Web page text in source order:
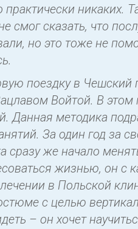
практически
смог сказать, что
но это тоже не
поездку в Чешский
Войтой. В
Данная методика
За один год за
же начало
жизнью, он
в Польской
с целью
– он хочет